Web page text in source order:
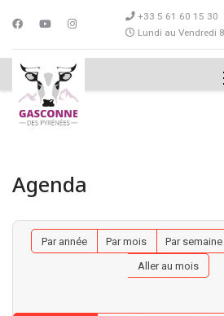
+33 5 61 60 15 30
Lundi au Vendredi
Agenda
Par année Par mois Par semaine
Aller au mois